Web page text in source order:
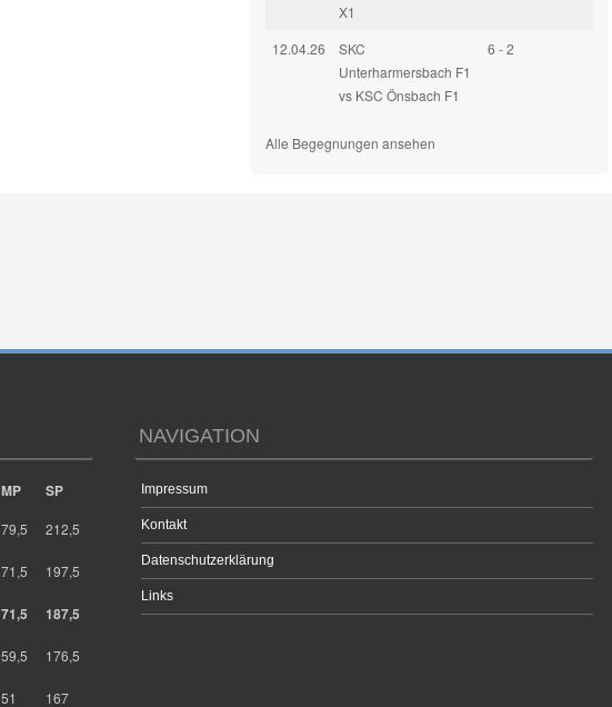
X1
12.04.26
SKC
Unterharmersbach F1
vs KSC Önsbach F1
6 - 2
Alle Begegnungen ansehen
MP SP
79,5 212,5
71,5 197,5
71,5 187,5
59,5 176,5
51 167
NAVIGATION
Impressum
Kontakt
Datenschutzerklärung
Links